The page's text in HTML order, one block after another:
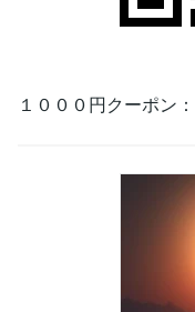
１０００円クーポン：